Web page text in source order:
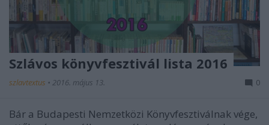
Szlávos könyvfesztivál lista 2016
szlavtextus • 2016. május 13. 0
Bár a Budapesti Nemzetközi Könyvfesztiválnak vége,